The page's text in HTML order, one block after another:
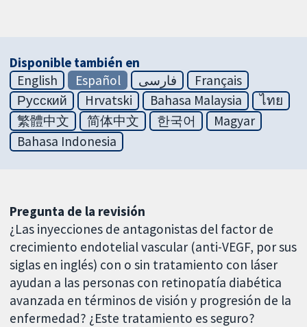
Disponible también en
English
Español فارسی
Français
Русский
Hrvatski Bahasa Malaysia
ไทย
繁體中文
简体中文 한국어
Magyar
Bahasa Indonesia
Pregunta de la revisión
¿Las inyecciones de antagonistas del factor de
crecimiento endotelial vascular (anti-VEGF, por sus
siglas en inglés) con o sin tratamiento con láser
ayudan a las personas con retinopatía diabética
avanzada en términos de visión y progresión de la
enfermedad? ¿Este tratamiento es seguro?